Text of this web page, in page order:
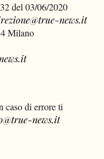
del 03/06/2020
news.it
Milano
caso di errore ti
news.it